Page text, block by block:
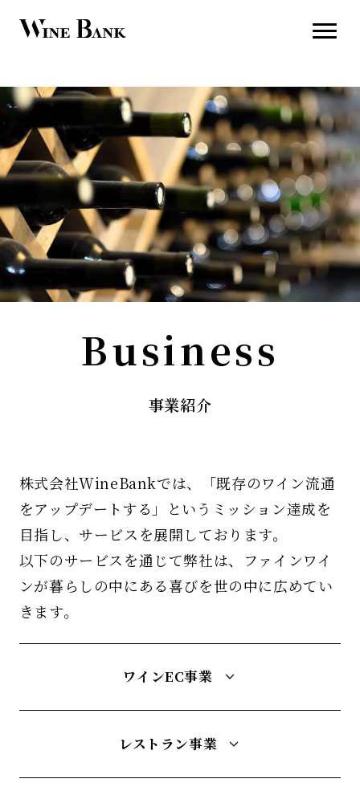
Business
事業紹介
株式会社WineBankでは、「既存のワイン流通
をアップデートする」というミッション達成を
目指し、サービスを展開しております。
以下のサービスを通じて弊社は、ファインワイ
ンが暮らしの中にある喜びを世の中に広めてい
きます。
ワインEC事業
レストラン事業